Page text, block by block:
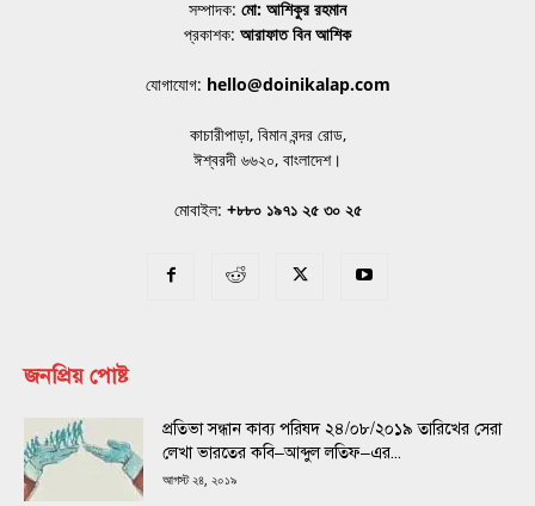
সম্পাদক: মো: আশিকুর রহমান
প্রকাশক: আরাফাত বিন আশিক
যোগাযোগ: hello@doinikalap.com
কাচারীপাড়া, বিমান বন্দর রোড,
ঈশ্বরদী ৬৬২০, বাংলাদেশ।
মোবাইল: +৮৮০ ১৯৭১ ২৫ ৩০ ২৫
জনপ্রিয় পোষ্ট
প্রতিভা সন্ধান কাব্য পরিষদ ২৪/০৮/২০১৯ তারিখের সেরা
লেখা ভারতের কবি–আব্দুল লতিফ–এর...
আগস্ট ২৪, ২০১৯